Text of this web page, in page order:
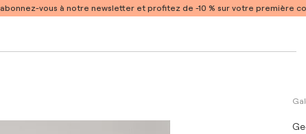
abonnez-vous à notre newsletter et profitez de -10 % sur votre première